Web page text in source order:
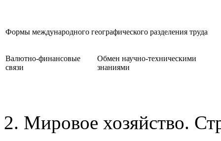
Формы международного географического разделения труда
Валютно-финансовые
связи
Обмен научно-техническими
знаниями
2. Мировое хозяйство.